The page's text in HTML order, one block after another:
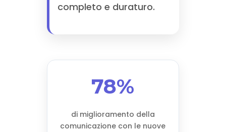
completo e duraturo.
78%
di miglioramento della
comunicazione con le nuove